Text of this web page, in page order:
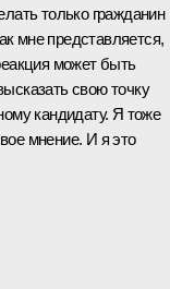
только гражданин
мне представляется,
может быть
свою точку
кандидату. Я тоже
мнение. И я это